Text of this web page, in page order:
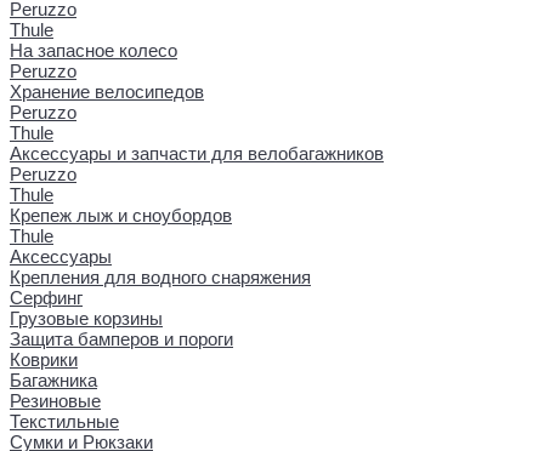
Peruzzo
Thule
На запасное колесо
Peruzzo
Хранение велосипедов
Peruzzo
Thule
Аксессуары и запчасти для велобагажников
Peruzzo
Thule
Крепеж лыж и сноубордов
Thule
Аксессуары
Крепления для водного снаряжения
Серфинг
Грузовые корзины
Защита бамперов и пороги
Коврики
Багажника
Резиновые
Текстильные
Сумки и Рюкзаки